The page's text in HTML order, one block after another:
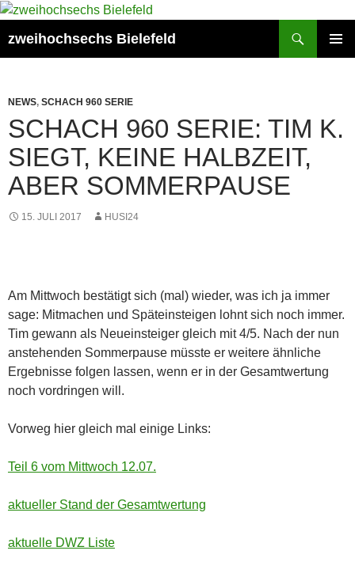
Zum
springen
zweihochsechs Bielefeld
NEWS, SCHACH 960 SERIE
SCHACH 960 SERIE: TIM K.
SIEGT, KEINE HALBZEIT,
ABER SOMMERPAUSE
15. JULI 2017 HUSI24
Am Mittwoch bestätigt sich (mal) wieder, was ich ja immer
sage: Mitmachen und Späteinsteigen lohnt sich noch immer.
Tim gewann als Neueinsteiger gleich mit 4/5. Nach der nun
anstehenden Sommerpause müsste er weitere ähnliche
Ergebnisse folgen lassen, wenn er in der Gesamtwertung
noch vordringen will.
Vorweg hier gleich mal einige Links:
Teil 6 vom Mittwoch 12.07.
aktueller Stand der Gesamtwertung
aktuelle DWZ Liste